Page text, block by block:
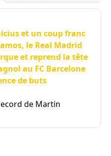
et un coup franc
le Real Madrid
et reprend la tête
au FC Barcelone
de buts
de Martin